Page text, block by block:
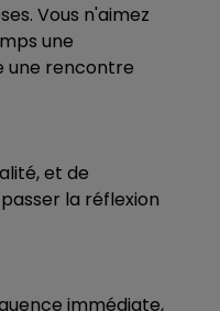
Vous n'aimez
une
une rencontre
et de
la réflexion
immédiate,